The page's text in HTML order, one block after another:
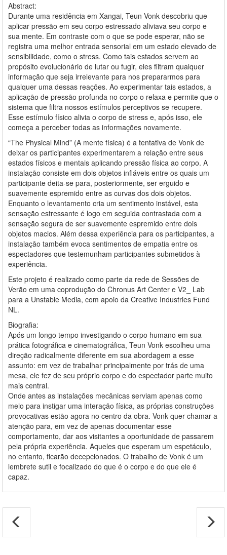
Abstract:
Durante uma residência em Xangai, Teun Vonk descobriu que
aplicar pressão em seu corpo estressado aliviava seu corpo e
sua mente. Em contraste com o que se pode esperar, não se
registra uma melhor entrada sensorial em um estado elevado de
sensibilidade, como o stress. Como tais estados servem ao
propósito evolucionário de lutar ou fugir, eles filtram qualquer
informação que seja irrelevante para nos prepararmos para
qualquer uma dessas reações. Ao experimentar tais estados, a
aplicação de pressão profunda no corpo o relaxa e permite que o
sistema que filtra nossos estímulos perceptivos se recupere.
Esse estímulo físico alivia o corpo de stress e, após isso, ele
começa a perceber todas as informações novamente.
“The Physical Mind” (A mente física) é a tentativa de Vonk de
deixar os participantes experimentarem a relação entre seus
estados físicos e mentais aplicando pressão física ao corpo. A
instalação consiste em dois objetos infláveis entre os quais um
participante deita-se para, posteriormente, ser erguido e
suavemente espremido entre as curvas dos dois objetos.
Enquanto o levantamento cria um sentimento instável, esta
sensação estressante é logo em seguida contrastada com a
sensação segura de ser suavemente espremido entre dois
objetos macios. Além dessa experiência para os participantes, a
instalação também evoca sentimentos de empatia entre os
espectadores que testemunham participantes submetidos à
experiência.
Este projeto é realizado como parte da rede de Sessões de
Verão em uma coprodução do Chronus Art Center e V2_ Lab
para a Unstable Media, com apoio da Creative Industries Fund
NL.
Biografia:
Após um longo tempo investigando o corpo humano em sua
prática fotográfica e cinematográfica, Teun Vonk escolheu uma
direção radicalmente diferente em sua abordagem a esse
assunto: em vez de trabalhar principalmente por trás de uma
mesa, ele fez de seu próprio corpo e do espectador parte muito
mais central.
Onde antes as instalações mecânicas serviam apenas como
meio para instigar uma interação física, as próprias construções
provocativas estão agora no centro da obra. Vonk quer chamar a
atenção para, em vez de apenas documentar esse
comportamento, dar aos visitantes a oportunidade de passarem
pela própria experiência. Aqueles que esperam um espetáculo,
no entanto, ficarão decepcionados. O trabalho de Vonk é um
lembrete sutil e focalizado do que é o corpo e do que ele é
capaz.